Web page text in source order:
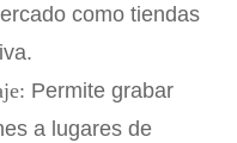
como tiendas
Permite grabar
a lugares de